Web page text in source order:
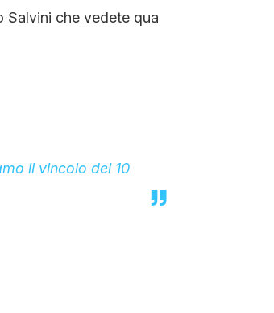
Salvini che vedete qua
il vincolo dei 10